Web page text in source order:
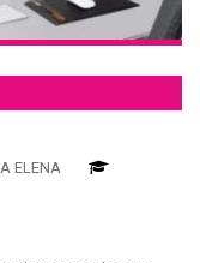
ELENA